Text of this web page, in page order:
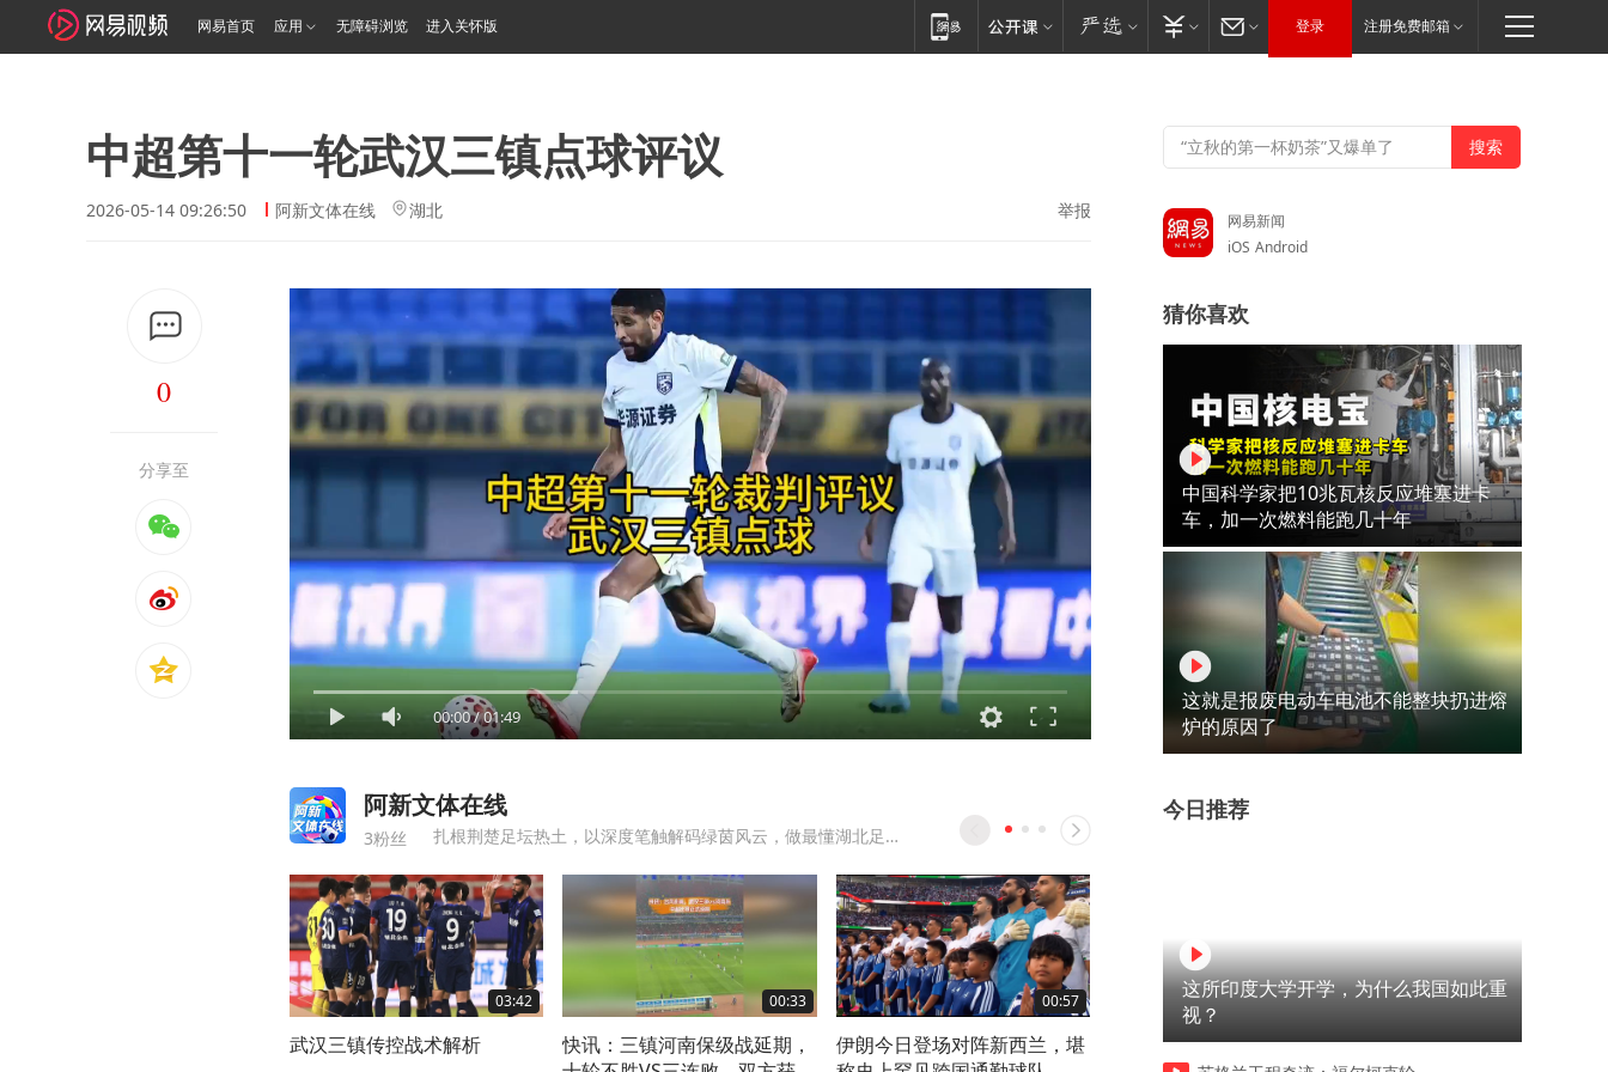
网易首页 应用 无障碍浏览 进入关怀版 登录 注册免费邮箱
中超第十一轮武汉三镇点球评议
2026-05-14 09:26:50 阿新文体在线 湖北 举报
0
分享至
00:00/01:49
阿新文体在线
3粉丝 扎根荆楚足坛热土，以深度笔触解码绿茵风云，做最懂湖北足球的观察者
03:42
武汉三镇传控战术解析
00:33
快讯：三镇河南保级战延期，
00:57
伊朗今日登场对阵新西兰，堪
05:11
武汉三镇半程征程掠影
5.30日赛前直击｜武汉三镇
网易新闻
iOS Android
猜你喜欢
中国科学家把10兆瓦核反应堆塞进卡
车，加一次燃料能跑几十年
这就是报废电动车电池不能整块扔进熔
炉的原因了
今日推荐
这所印度大学开学，为什么我国如此重
视？